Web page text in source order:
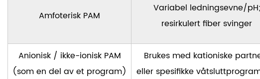
Amfoterisk PAM
Variabel ledningsevne/pH;
resirkulert fiber svinger
Anionisk / ikke-ionisk PAM
(som en del av et program)
Brukes med kationiske
eller spesifikke